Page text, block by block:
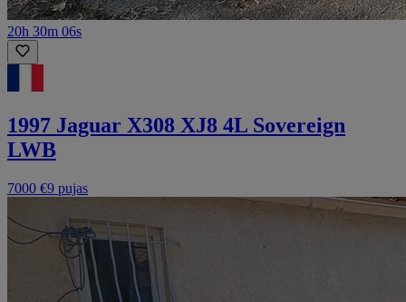
20h 30m 06s
1997 Jaguar X308 XJ8 4L Sovereign
LWB
7000 €9 pujas